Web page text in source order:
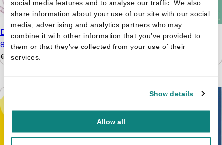
social media features and to analyse our traffic. We also
share information about your use of our site with our social
media, advertising and analytics partners who may
combine it with other information that you’ve provided to
them or that they’ve collected from your use of their
services.
Show details
Allow all
De leukste hersenkrakers
8+
€
5,99 €4,99
De tafelfabriek - Word
een wiskid